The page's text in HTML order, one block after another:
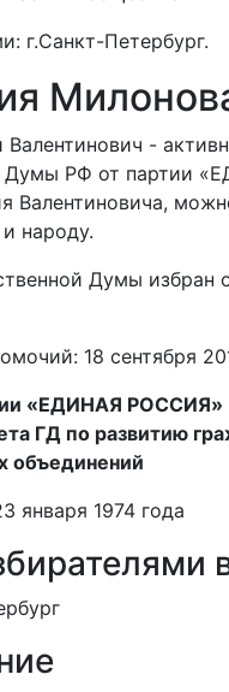
г.Санкт-Петербург.
-
Думы РФ от партии
Валентиновича,
народу.
Думы избран
18 сентября
«ЕДИНАЯ РОССИЯ»
ГД по развитию
объединений
января 1974 года